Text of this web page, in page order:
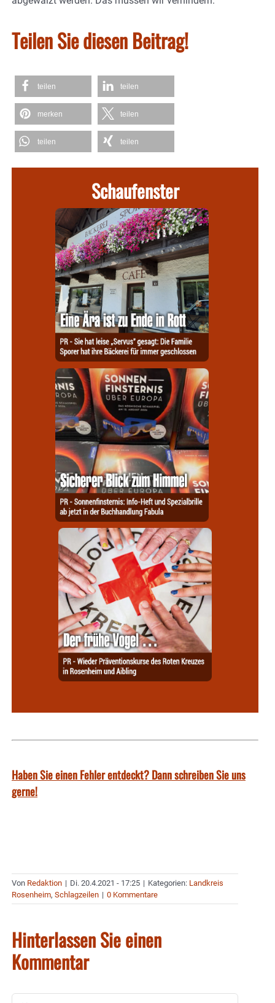
Teilen Sie diesen Beitrag!
teilen teilen
merken teilen
teilen teilen
Schaufenster
Haben Sie einen Fehler entdeckt? Dann schreiben Sie uns
gerne!
Von Redaktion | Di. 20.4.2021 - 17:25 | Kategorien: Landkreis
Rosenheim, Schlagzeilen | 0 Kommentare
Hinterlassen Sie einen
Kommentar